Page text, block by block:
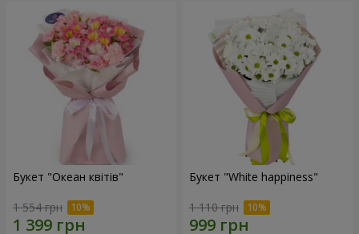
Букет "Океан квітів"
1 554 грн
Букет "White happiness"
1 110 грн